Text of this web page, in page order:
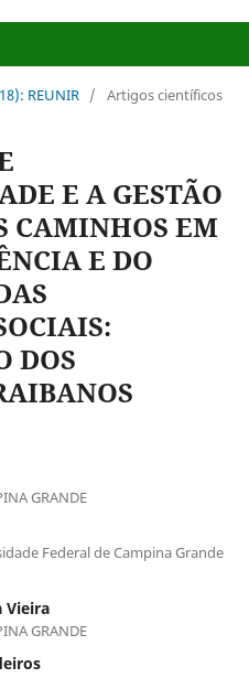
REUNIR / Artigos científicos
E A GESTÃO
CAMINHOS EM
E DO
DOS
GRANDE
Federal de Campina Grande
Vieira
GRANDE